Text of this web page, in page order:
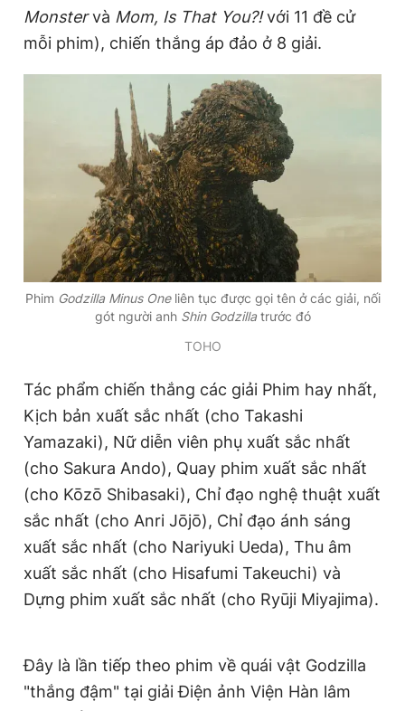
Đọc Thanh Niên trên điện thoại
Theo dõi báo trên
0906 645 777
Liên hệ quảng cáo
0908 780 404
Đặt báo Quảng cáo RSS Tòa soạn Chính sách bảo
Tổng biên tập: Nguyễn Ngọc Toàn
Phó tổng biên tập thường trực: Hải Thành
Phó tổng biên tập: Trần Việt Hưng
Giấy phép xuất bản số 110/GP - BTTTT cấp ngày 24.3.2020
© 2003-2026 Bản quyền thuộc về Báo Thanh Niên. Cấm sao
chép dưới mọi hình thức nếu không có sự chấp thuận bằng văn
bản. Phát triển bởi ePi Technologies, JSC.
Monstervà Mom, Is That You?!với 11 đề cử
mỗi phim), chiến thắng áp đảo ở 8 giải.
Phim Godzilla Minus Oneliên tục được gọi tên ở các giải, nối
gót người anh Shin Godzillatrước đó
TOHO
Tác phẩm chiến thắng các giải Phim hay nhất,
Kịch bản xuất sắc nhất (cho Takashi
Yamazaki), Nữ diễn viên phụ xuất sắc nhất
(cho Sakura Ando), Quay phim xuất sắc nhất
(cho Kōzō Shibasaki), Chỉ đạo nghệ thuật xuất
sắc nhất (cho Anri Jōjō), Chỉ đạo ánh sáng
xuất sắc nhất (cho Nariyuki Ueda), Thu âm
xuất sắc nhất (cho Hisafumi Takeuchi) và
Dựng phim xuất sắc nhất (cho Ryūji Miyajima).
Đây là lần tiếp theo phim về quái vật Godzilla
"thắng đậm" tại giải Điện ảnh Viện Hàn lâm